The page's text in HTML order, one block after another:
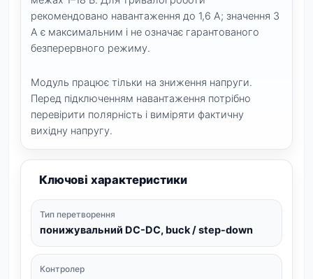
рекомендовано навантаження до 1,6 А; значення 3
А є максимальним і не означає гарантованого
безперервного режиму.
Модуль працює тільки на зниження напруги.
Перед підключенням навантаження потрібно
перевірити полярність і виміряти фактичну
вихідну напругу.
Ключові характеристики
Тип перетворення
понижувальний DC-DC, buck / step-down
Контролер